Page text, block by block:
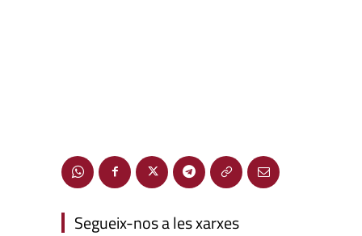
Segueix-nos a les xarxes